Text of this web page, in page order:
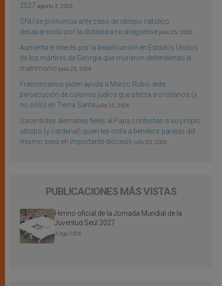
2027 agosto 3, 2026
ONU se pronuncia ante caso de obispo católico
desaparecido por la dictadura nicaragüense julio 25, 2026
Aumenta el interés por la beatificación en Estados Unidos
de los mártires de Georgia que murieron defendiendo el
matrimonio julio 25, 2026
Franciscanos piden ayuda a Marco Rubio ante
persecución de colonos judíos que afecta a cristianos (y
no sólo) en Tierra Santa julio 25, 2026
Sacerdotes alemanes fieles al Papa contestan a su propio
obispo (y cardenal) quien les orilla a bendecir parejas del
mismo sexo en importante diócesis julio 25, 2026
PUBLICACIONES MÁS VISTAS
Himno oficial de la Jornada Mundial de la
Juventud Seúl 2027
3 Ago 2026